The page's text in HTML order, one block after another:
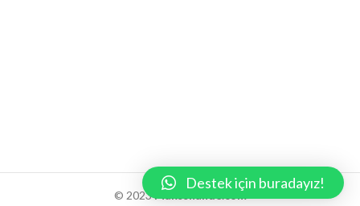
© 2023Maksshande.com
Destek için buradayız!